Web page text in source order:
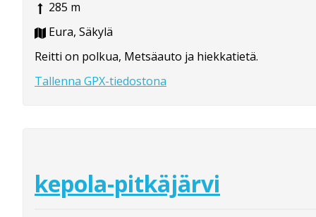
285 m
Eura, Säkylä
Reitti on polkua, Metsäauto ja hiekkatietä.
Tallenna GPX-tiedostona
kepola-pitkäjärvi